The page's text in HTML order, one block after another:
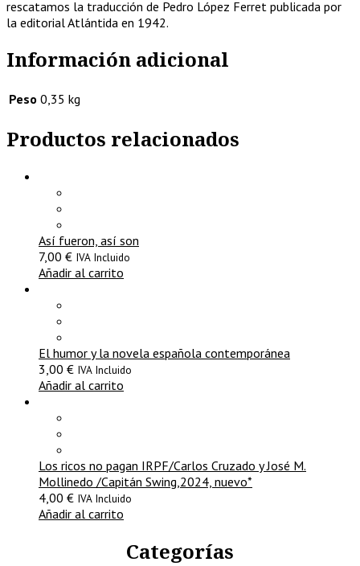
rescatamos la traducción de Pedro López Ferret publicada por
la editorial Atlántida en 1942.
Información adicional
Peso 0,35 kg
Productos relacionados
Así fueron, así son
7,00 € IVA Incluido
Añadir al carrito
El humor y la novela española contemporánea
3,00 € IVA Incluido
Añadir al carrito
Los ricos no pagan IRPF/Carlos Cruzado y José M.
Mollinedo /Capitán Swing,2024, nuevo*
4,00 € IVA Incluido
Añadir al carrito
Categorías